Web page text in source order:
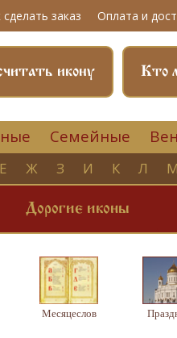
сделать заказ Оплата и
Кто
икону
Семейные
Е Ж З И К Л М
Дорогие иконы
Месяцеслов